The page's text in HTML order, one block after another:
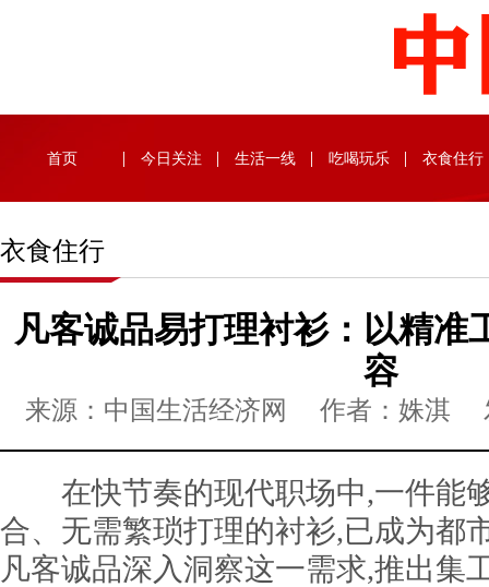
首页 今日关注 生活一线 吃喝玩乐 衣食住行
衣食住行
凡客诚品易打理衬衫：以精准
容
来源：中国生活经济网 作者：姝淇
在快节奏的现代职场中,一件能
合、无需繁琐打理的衬衫,已成为都
凡客诚品深入洞察这一需求,推出集